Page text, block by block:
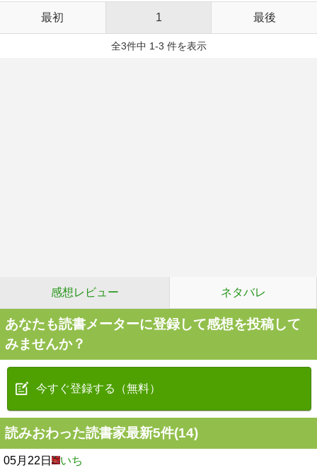
最初 1 最後
全3件中 1-3 件を表示
感想レビュー ネタバレ
あなたも読書メーターに登録して感想を投稿して
みませんか？
今すぐ登録する（無料）
読みおわった読書家最新5件(14)
05月22日 いち